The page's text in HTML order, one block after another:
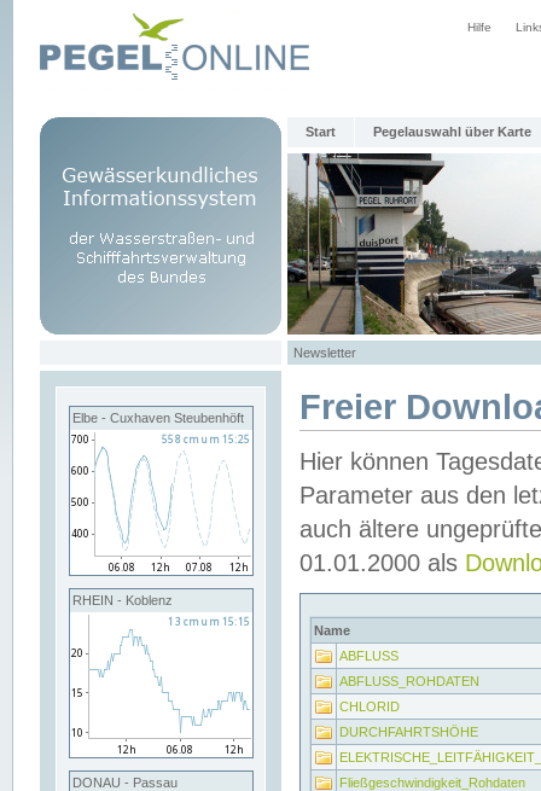
Hilfe
Start Pegelauswahl über Karte
Newsletter
Elbe - Cuxhaven Steubenhöft
RHEIN - Koblenz
DONAU - Passau
Freier
Hier können
Parameter aus den
auch ältere
01.01.2000 als
Name
ABFLUSS
ABFLUSS_ROHDATEN
CHLORID
DURCHFAHRTSHÖHE
Fließgeschwindigkeit_Rohdaten